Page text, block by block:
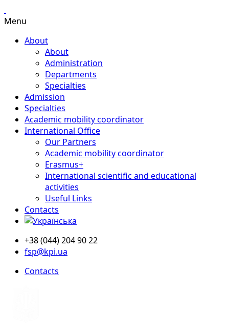
Menu
About
About
Administration
Departments
Specialties
Admission
Specialties
Academic mobility coordinator
International Office
Our Partners
Academic mobility coordinator
Erasmus+
International scientific and educational
activities
Useful Links
Contacts
+38 (044) 204 90 22
fsp@kpi.ua
Contacts